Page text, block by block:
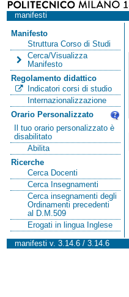
manifesti
Manifesto
Struttura Corso di Studi
Cerca/Visualizza
Manifesto
Regolamento didattico
Indicatori corsi di studio
Internazionalizzazione
Orario Personalizzato
Il tuo orario personalizzato è
disabilitato
Abilita
Ricerche
Cerca Docenti
Cerca Insegnamenti
Cerca insegnamenti degli
Ordinamenti precedenti
al D.M.509
Erogati in lingua Inglese
manifesti v. 3.14.6 / 3.14.6